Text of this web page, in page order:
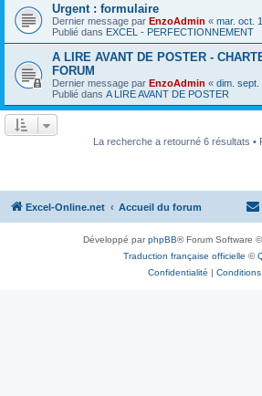
Urgent : formulaire
Dernier message par EnzoAdmin « mar. oct.
Publié dans EXCEL - PERFECTIONNEMENT
A LIRE AVANT DE POSTER -
FORUM
Dernier message par EnzoAdmin « dim. sept.
Publié dans A LIRE AVANT DE POSTER
La recherche a retourné 6 résultats •
Excel-Online.net Accueil du forum
Développé parphpBB® Forum Software
Traduction française officielle ©
Confidentialité | Conditions